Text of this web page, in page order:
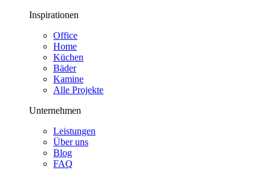
Inspirationen
Office
Home
Küchen
Bäder
Kamine
Alle Projekte
Unternehmen
Leistungen
Über uns
Blog
FAQ